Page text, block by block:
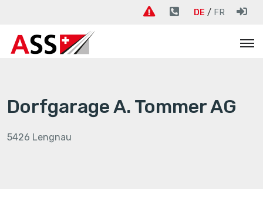
DE FR
Dorfgarage A. Tommer AG
5426 Lengnau